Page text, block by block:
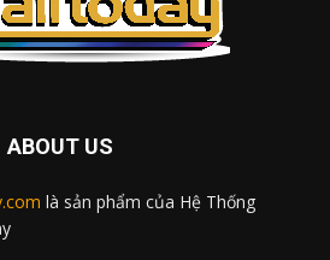
ABOUT US
là sản phẩm của Hệ Thống